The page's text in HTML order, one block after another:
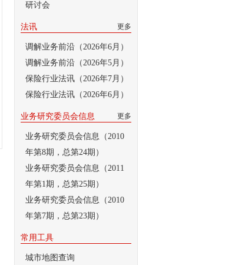
研讨会
更多
法讯
调解业务前沿（2026年6月）
调解业务前沿（2026年5月）
保险行业法讯（2026年7月）
保险行业法讯（2026年6月）
更多
业务研究委员会信息
业务研究委员会信息（2010
年第8期，总第24期）
业务研究委员会信息（2011
年第1期，总第25期）
业务研究委员会信息（2010
年第7期，总第23期）
常用工具
城市地图查询